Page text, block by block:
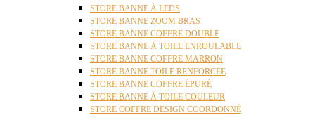
STORE BANNE À LEDS
STORE BANNE ZOOM BRAS
STORE BANNE COFFRE DOUBLE
STORE BANNE À TOILE ENROULABLE
STORE BANNE COFFRE MARRON
STORE BANNE TOILE RENFORCEE
STORE BANNE COFFRE ÉPURÉ
STORE BANNE À TOILE COULEUR
STORE COFFRE DESIGN COORDONNÉ